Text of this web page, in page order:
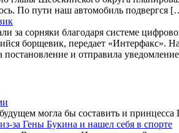
По пути наш автомобиль подвергся
за сорняки благодаря системе
борщевик, передает
и отправила
могла бы составить и
за Гены Букина и нашел себя в спорте